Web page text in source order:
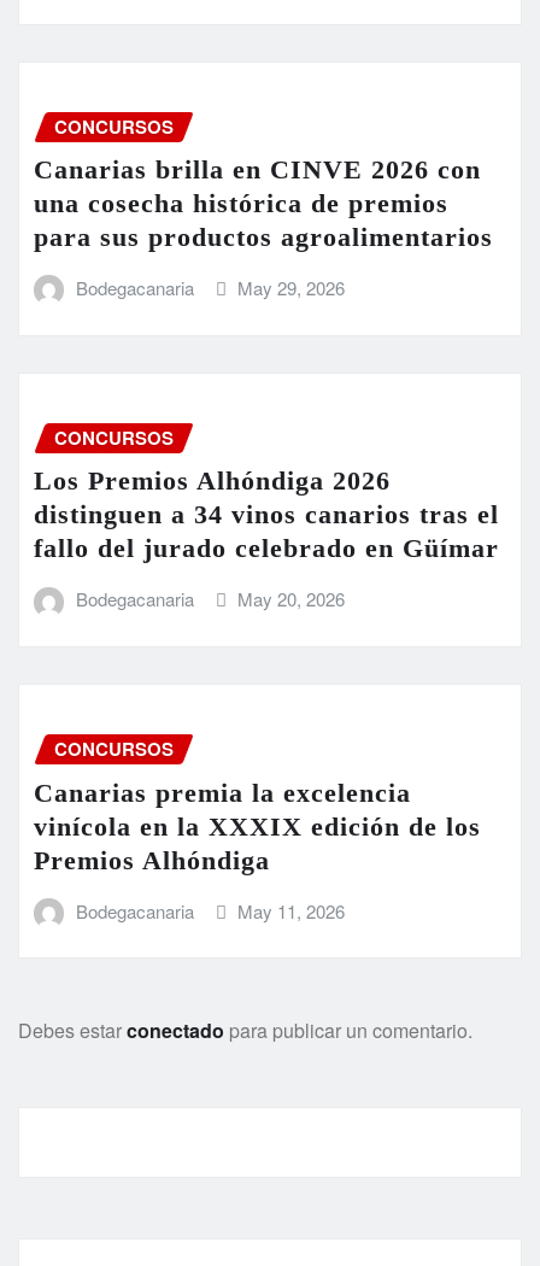
CONCURSOS
Canarias brilla en CINVE 2026 con
una cosecha histórica de premios
para sus productos agroalimentarios
Bodegacanaria May 29, 2026
CONCURSOS
Los Premios Alhóndiga 2026
distinguen a 34 vinos canarios tras el
fallo del jurado celebrado en Güímar
Bodegacanaria May 20, 2026
CONCURSOS
Canarias premia la excelencia
vinícola en la XXXIX edición de los
Premios Alhóndiga
Bodegacanaria May 11, 2026
Debes estarconectado para publicar un comentario.